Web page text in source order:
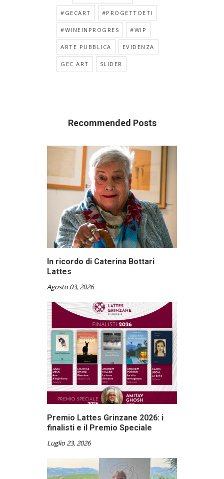
#GECART #PROGETTOETI
#WINEINPROGRES #WIP
ARTE PUBBLICA EVIDENZA
GEC ART SLIDER
Recommended Posts
In ricordo di Caterina Bottari
Lattes
Agosto 03, 2026
Premio Lattes Grinzane 2026: i
finalisti e il Premio Speciale
Luglio 23, 2026